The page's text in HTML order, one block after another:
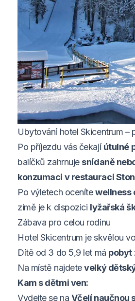
Ubytování hotel Skicentrum –
Po příjezdu vás čekají útulné
balíčků zahrnuje snídaně
konzumaci v restauraci
Po výletech ocenítewellness
zimě je k dispozici lyžařská
Zábava pro celou rodinu
Hotel Skicentrum je skvělou
Dítě od 3 do 5,9 let má pobyt
Na místě najdetevelký
Kam s dětmi ven:
Vydejte se na Včelí naučnou